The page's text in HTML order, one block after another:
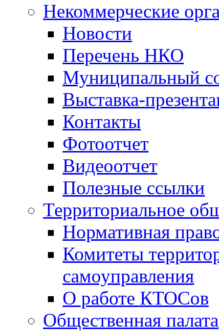
Некоммерческие
Новости
Перечень НКО
Муниципальный
Выставка-
Контакты
Фотоотчет
Видеоотчет
Полезные ссылки
Территориальное
Нормативная
Комитеты
самоуправления
О работе КТОСов
Общественная палата